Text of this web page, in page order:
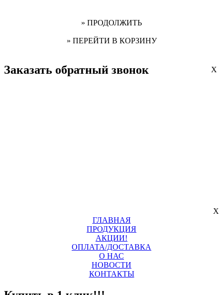
» ПРОДОЛЖИТЬ
» ПЕРЕЙТИ В КОРЗИНУ
Заказать обратный звонок X
X
ГЛАВНАЯ
ПРОДУКЦИЯ
АКЦИИ!
ОПЛАТА/ДОСТАВКА
О НАС
НОВОСТИ
КОНТАКТЫ